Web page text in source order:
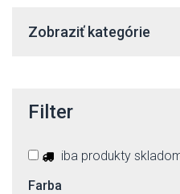
Zobraziť kategórie
Filter
iba produkty
Farba